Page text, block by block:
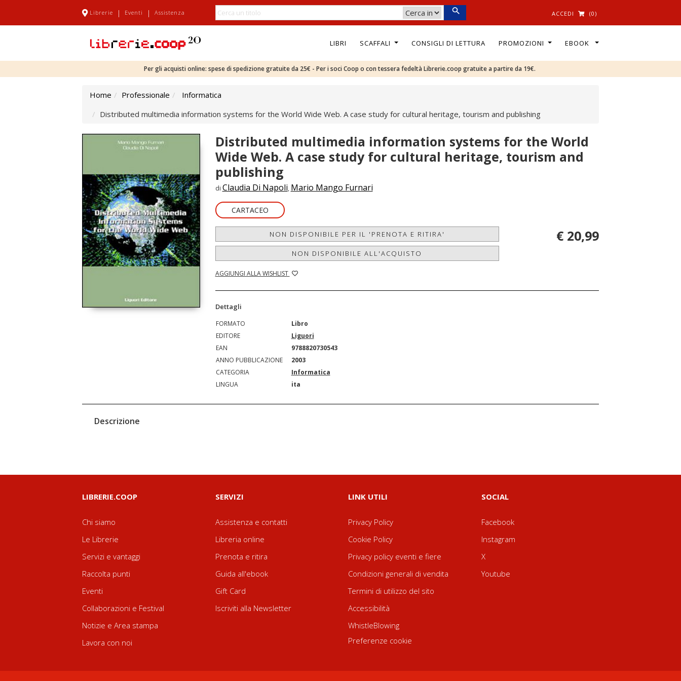
Librerie | Eventi | Assistenza ACCEDI (0)
LIBRI SCAFFALI CONSIGLI DI LETTURA PROMOZIONI EBOOK
Per gli acquisti online: spese di spedizione gratuite da 25€ - Per i soci Coop o con tessera fedeltà Librerie.coop gratuite a partire da 19€.
Home Professionale
Informatica
Distributed multimedia information systems for the World Wide Web. A case study for cultural heritage, tourism and publishing
Distributed multimedia information systems for the World
Wide Web. A case study for cultural heritage, tourism and
publishing
di Claudia Di Napoli, Mario Mango Furnari
CARTACEO
NON DISPONIBILE PER IL 'PRENOTA E RITIRA'
NON DISPONIBILE ALL'ACQUISTO
AGGIUNGI ALLA WISHLIST
€ 20,99
Dettagli
FORMATO
Libro
EDITORE
Liguori
EAN
9788820730543
ANNO PUBBLICAZIONE
2003
CATEGORIA
Informatica
LINGUA
ita
Descrizione
LIBRERIE.COOP
Chi siamo
Le Librerie
Servizi e vantaggi
Raccolta punti
Eventi
Collaborazioni e Festival
Notizie e Area stampa
Lavora con noi
SERVIZI
Assistenza e contatti
Libreria online
Prenota e ritira
Guida all'ebook
Gift Card
Iscriviti alla Newsletter
LINK UTILI
Privacy Policy
Cookie Policy
Privacy policy eventi e fiere
Condizioni generali di vendita
Termini di utilizzo del sito
Accessibilità
WhistleBlowing
Preferenze cookie
SOCIAL
Facebook
Instagram
X
Youtube